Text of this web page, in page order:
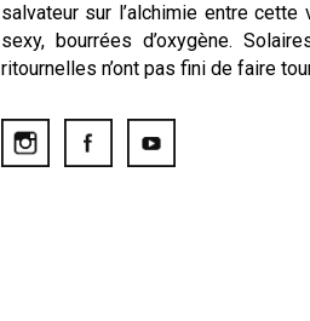
salvateur sur l’alchimie entre
sexy, bourrées d’oxygène.
ritournelles n’ont pas fini de faire